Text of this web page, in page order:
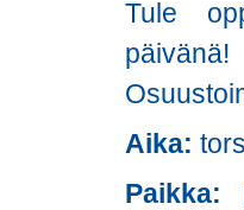
Tule
Aika:
Paikka: